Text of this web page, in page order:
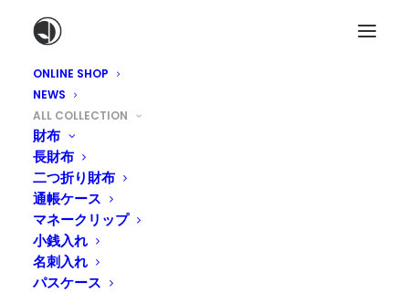
ONLINE SHOP
NEWS
ALL COLLECTION
財布
長財布
二つ折り財布
通帳ケース
マネークリップ
小銭入れ
名刺入れ
パスケース